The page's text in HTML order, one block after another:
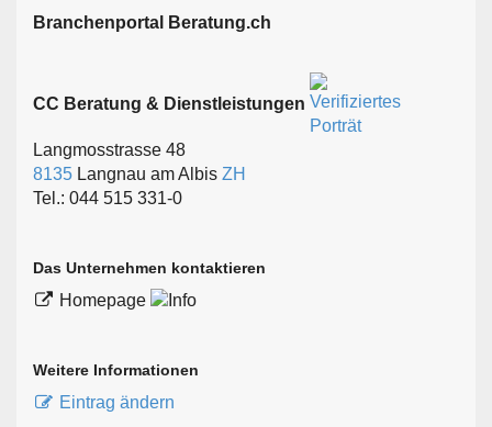
Branchen­portal Beratung.ch
CC Beratung & Dienstleistungen
Langmosstrasse 48
8135 Langnau am Albis ZH
Tel.: 044 515 331-0
Das Unternehmen kontaktieren
Homepage
Weitere Informationen
Eintrag ändern